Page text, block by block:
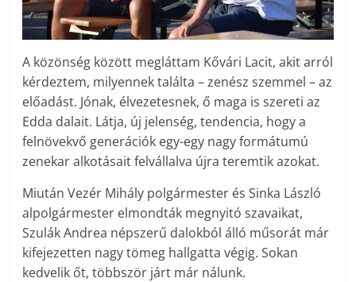
A közönség között megláttam Kővári Lacit, akit arról
kérdeztem, milyennek találta – zenész szemmel – az
előadást. Jónak, élvezetesnek, ő maga is szereti az
Edda dalait. Látja, új jelenség, tendencia, hogy a
felnövekvő generációk egy-egy nagy formátumú
zenekar alkotásait felvállalva újra teremtik azokat.
Miután Vezér Mihály polgármester és Sinka László
alpolgármester elmondták megnyitó szavaikat,
Szulák Andrea népszerű dalokból álló műsorát már
kifejezetten nagy tömeg hallgatta végig. Sokan
kedvelik őt, többször járt már nálunk.